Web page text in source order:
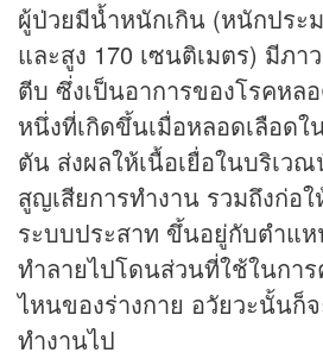
ผู้ป่วยมีน้ำหนักเกิน (หนักประ
และสูง 170 เซนติเมตร) มีภา
ตีบ ซึ่งเป็นอาการของโรคหล
หนึ่งที่เกิดขึ้นเมื่อหลอดเลือด
ตัน ส่งผลให้เนื้อเยื่อในบริเว
สูญเสียการทำงาน รวมถึงก่อใ
ระบบประสาท ขึ้นอยู่กับตำแ
ทำลายไปโดนส่วนที่ใช้ในกา
ไหนของร่างกาย อวัยวะนั้นก็
ทำงานไป